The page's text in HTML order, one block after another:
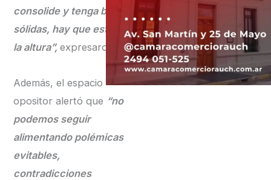
consolide y tenga bases
sólidas, hay que estar a
la altura”,expresaron.
Además, el espacio
opositor alertó que “no
podemos seguir
alimentando polémicas
evitables,
contradicciones